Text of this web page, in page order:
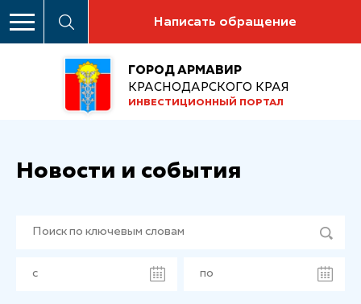
Написать обращение
ГОРОД АРМАВИР
КРАСНОДАРСКОГО КРАЯ
ИНВЕСТИЦИОННЫЙ ПОРТАЛ
Новости и события